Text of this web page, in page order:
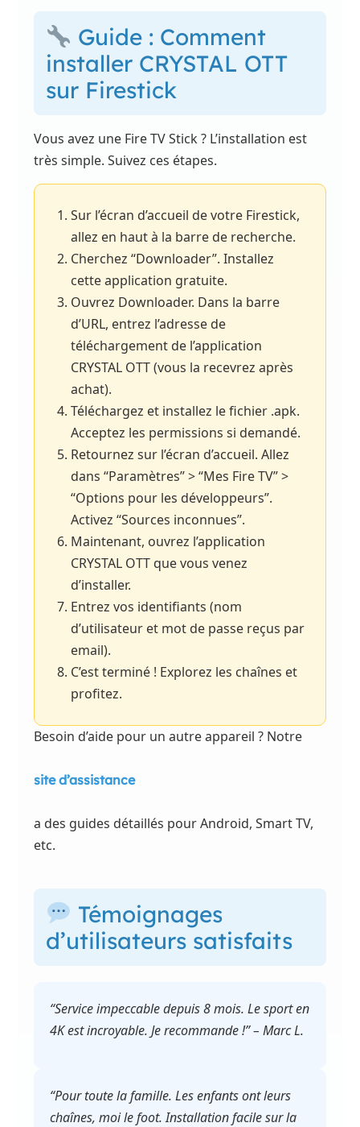
Guide : Comment
installer CRYSTAL OTT
sur Firestick
Vous avez une Fire TV Stick ? L’installation est
très simple. Suivez ces étapes.
Sur l’écran d’accueil de votre Firestick,
allez en haut à la barre de recherche.
Cherchez “Downloader”. Installez
cette application gratuite.
Ouvrez Downloader. Dans la barre
d’URL, entrez l’adresse de
téléchargement de l’application
CRYSTAL OTT (vous la recevrez après
achat).
Téléchargez et installez le fichier .apk.
Acceptez les permissions si demandé.
Retournez sur l’écran d’accueil. Allez
dans “Paramètres” > “Mes Fire TV” >
“Options pour les développeurs”.
Activez “Sources inconnues”.
Maintenant, ouvrez l’application
CRYSTAL OTT que vous venez
d’installer.
Entrez vos identifiants (nom
d’utilisateur et mot de passe reçus par
email).
C’est terminé ! Explorez les chaînes et
profitez.
Besoin d’aide pour un autre appareil ? Notre
site d’assistance
a des guides détaillés pour Android, Smart TV,
etc.
Témoignages
d’utilisateurs satisfaits
“Service impeccable depuis 8 mois. Le sport en
4K est incroyable. Je recommande !” – Marc L.
“Pour toute la famille. Les enfants ont leurs
chaînes, moi le foot. Installation facile sur la